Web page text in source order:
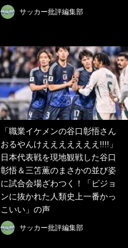
サッカー批評編集部
「職業イケメンの谷口彰悟さん
おるやんけえええええええ!!!!」
日本代表戦を現地観戦した谷口
彰悟＆三笘薫のまさかの並び姿
に試合会場ざわつく！「ビジョ
ンに抜かれた人類史上一番かっ
こいい」の声
サッカー批評編集部